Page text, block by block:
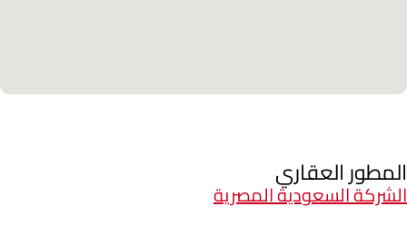
المطور العقاري
الشركة السعودية المصرية